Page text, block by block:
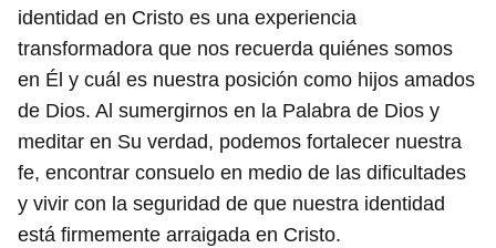
identidad en Cristo es una experiencia
transformadora que nos recuerda quiénes somos
en Él y cuál es nuestra posición como hijos amados
de Dios. Al sumergirnos en la Palabra de Dios y
meditar en Su verdad, podemos fortalecer nuestra
fe, encontrar consuelo en medio de las dificultades
y vivir con la seguridad de que nuestra identidad
está firmemente arraigada en Cristo.